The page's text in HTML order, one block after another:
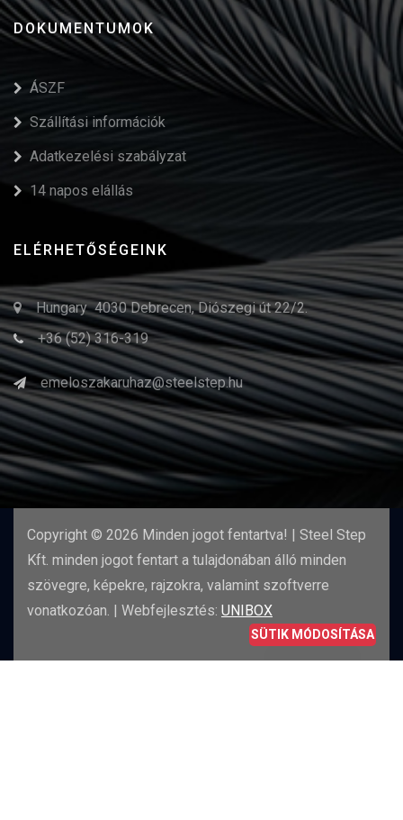
DOKUMENTUMOK
ÁSZF
Szállítási információk
Adatkezelési szabályzat
14 napos elállás
ELÉRHETŐSÉGEINK
Hungary 4030 Debrecen, Diószegi út 22/2.
+36 (52) 316-319
emeloszakaruhaz@steelstep.hu
Copyright © 2026 Minden jogot fentartva! | Steel Step
Kft. minden jogot fentart a tulajdonában álló minden
szövegre, képekre, rajzokra, valamint szoftverre
vonatkozóan. | Webfejlesztés: UNIBOX
SÜTIK MÓDOSÍTÁSA